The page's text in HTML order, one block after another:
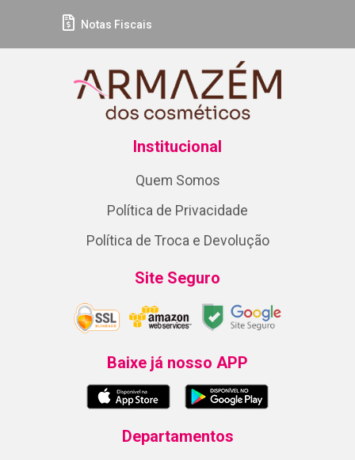
Notas Fiscais
Institucional
Quem Somos
Política de Privacidade
Política de Troca e Devolução
Site Seguro
Baixe já nosso APP
Departamentos